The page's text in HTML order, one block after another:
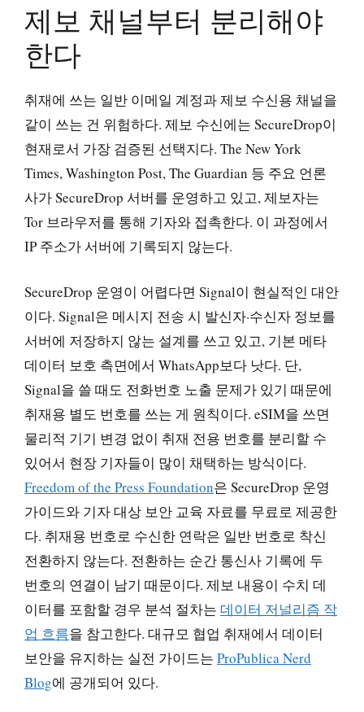
제보 채널부터 분리해야
한다
취재에 쓰는 일반 이메일 계정과 제보 수신용 채널을
같이 쓰는 건 위험하다. 제보 수신에는 SecureDrop이
현재로서 가장 검증된 선택지다. The New York
Times, Washington Post, The Guardian 등 주요 언론
사가 SecureDrop 서버를 운영하고 있고, 제보자는
Tor 브라우저를 통해 기자와 접촉한다. 이 과정에서
IP 주소가 서버에 기록되지 않는다.
SecureDrop 운영이 어렵다면 Signal이 현실적인 대안
이다. Signal은 메시지 전송 시 발신자·수신자 정보를
서버에 저장하지 않는 설계를 쓰고 있고, 기본 메타
데이터 보호 측면에서 WhatsApp보다 낫다. 단,
Signal을 쓸 때도 전화번호 노출 문제가 있기 때문에
취재용 별도 번호를 쓰는 게 원칙이다. eSIM을 쓰면
물리적 기기 변경 없이 취재 전용 번호를 분리할 수
있어서 현장 기자들이 많이 채택하는 방식이다.
Freedom of the Press Foundation은 SecureDrop 운영
가이드와 기자 대상 보안 교육 자료를 무료로 제공한
다. 취재용 번호로 수신한 연락은 일반 번호로 착신
전환하지 않는다. 전환하는 순간 통신사 기록에 두
번호의 연결이 남기 때문이다. 제보 내용이 수치 데
이터를 포함할 경우 분석 절차는 데이터 저널리즘 작
업 흐름을 참고한다. 대규모 협업 취재에서 데이터
보안을 유지하는 실전 가이드는 ProPublica Nerd
Blog에 공개되어 있다.